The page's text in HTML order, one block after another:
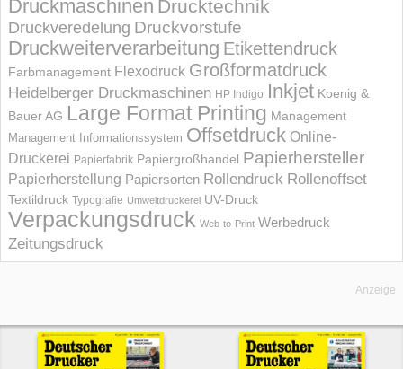
Druckmaschinen Drucktechnik
Druckveredelung Druckvorstufe
Druckweiterverarbeitung Etikettendruck
Farbmanagement Flexodruck Großformatdruck
Heidelberger Druckmaschinen HP Indigo Inkjet Koenig &
Bauer AG Large Format Printing Management
Management Informations­system Offsetdruck Online-
Druckerei Papierfabrik Papiergroßhandel Papierhersteller
Papierherstellung Papiersorten Rollendruck Rollenoffset
Textildruck Typografie Umweltdruckerei UV-Druck
Verpackungsdruck Web-to-Print Werbedruck
Zeitungsdruck
Anzeige